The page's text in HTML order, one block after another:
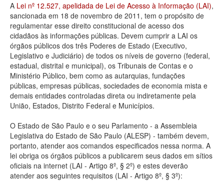
A Lei nº 12.527, apelidada de Lei de Acesso à Informação (LAI),
sancionada em 18 de novembro de 2011, tem o propósito de
regulamentar esse direito constitucional de acesso dos
cidadãos às informações públicas. Devem cumprir a LAI os
órgãos públicos dos três Poderes de Estado (Executivo,
Legislativo e Judiciário) de todos os níveis de governo (federal,
estadual, distrital e municipal), os Tribunais de Contas e o
Ministério Público, bem como as autarquias, fundações
públicas, empresas públicas, sociedades de economia mista e
demais entidades controladas direta ou indiretamente pela
União, Estados, Distrito Federal e Municípios.
O Estado de São Paulo e o seu Parlamento - a Assembleia
Legislativa do Estado de São Paulo (ALESP) - também devem,
portanto, atender aos comandos especificados nessa norma. A
lei obriga os órgãos públicos a publicarem seus dados em sítios
oficiais na internet (LAI - Artigo 8º, § 2º) e estes deverão
atender aos seguintes requisitos (LAI - Artigo 8º, § 3º):